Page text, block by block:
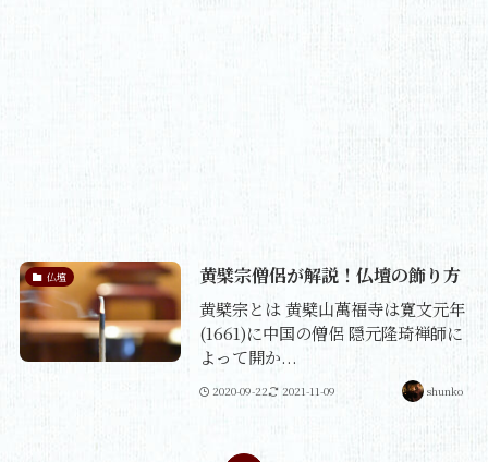
仏壇 黄檗宗僧侶が解説！仏壇の飾り方
黄檗宗とは 黄檗山萬福寺は寛文元年
(1661)に中国の僧侶 隠元隆琦禅師に
よって開か...
2020-09-22 2021-11-09 shunko